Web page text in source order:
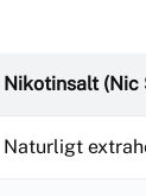
Nikotinsalt (Nic
Naturligt